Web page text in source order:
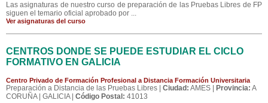
Las asignaturas de nuestro curso de preparación de las Pruebas Libres de FP
siguen el temario oficial aprobado por ...
Ver asignaturas del curso
CENTROS DONDE SE PUEDE ESTUDIAR EL CICLO
FORMATIVO EN GALICIA
Centro Privado de Formación Profesional a Distancia Formación Universitaria
Preparación a Distancia de las Pruebas Libres | Ciudad: AMES | Provincia: A
CORUÑA | GALICIA | Código Postal: 41013